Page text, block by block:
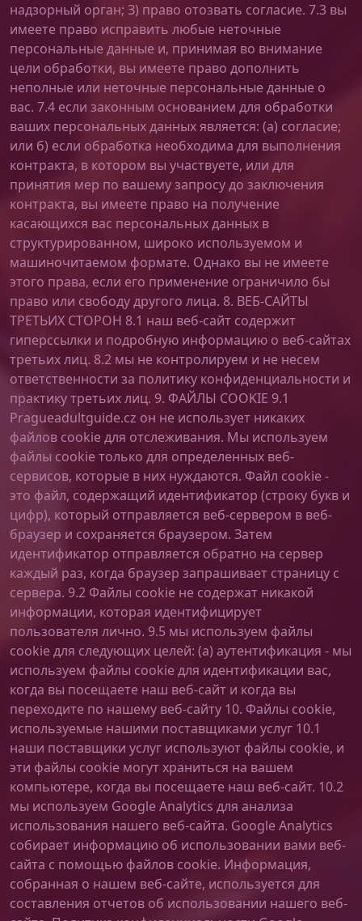
надзорный орган; З) право отозвать согласие. 7.3 вы
имеете право исправить любые неточные
персональные данные и, принимая во внимание
цели обработки, вы имеете право дополнить
неполные или неточные персональные данные о
вас. 7.4 если законным основанием для обработки
ваших персональных данных является: (а) согласие;
или б) если обработка необходима для выполнения
контракта, в котором вы участвуете, или для
принятия мер по вашему запросу до заключения
контракта, вы имеете право на получение
касающихся вас персональных данных в
структурированном, широко используемом и
машиночитаемом формате. Однако вы не имеете
этого права, если его применение ограничило бы
право или свободу другого лица. 8. ВЕБ-САЙТЫ
ТРЕТЬИХ СТОРОН 8.1 наш веб-сайт содержит
гиперссылки и подробную информацию о веб-сайтах
третьих лиц. 8.2 мы не контролируем и не несем
ответственности за политику конфиденциальности и
практику третьих лиц. 9. ФАЙЛЫ COOKIE 9.1
Pragueadultguide.cz он не использует никаких
файлов cookie для отслеживания. Мы используем
файлы cookie только для определенных веб-
сервисов, которые в них нуждаются. Файл cookie -
это файл, содержащий идентификатор (строку букв и
цифр), который отправляется веб-сервером в веб-
браузер и сохраняется браузером. Затем
идентификатор отправляется обратно на сервер
каждый раз, когда браузер запрашивает страницу с
сервера. 9.2 Файлы cookie не содержат никакой
информации, которая идентифицирует
пользователя лично. 9.5 мы используем файлы
cookie для следующих целей: (a) аутентификация - мы
используем файлы cookie для идентификации вас,
когда вы посещаете наш веб-сайт и когда вы
переходите по нашему веб-сайту 10. Файлы cookie,
используемые нашими поставщиками услуг 10.1
наши поставщики услуг используют файлы cookie, и
эти файлы cookie могут храниться на вашем
компьютере, когда вы посещаете наш веб-сайт. 10.2
мы используем Google Analytics для анализа
использования нашего веб-сайта. Google Analytics
собирает информацию об использовании вами веб-
сайта с помощью файлов cookie. Информация,
собранная о нашем веб-сайте, используется для
составления отчетов об использовании нашего веб-